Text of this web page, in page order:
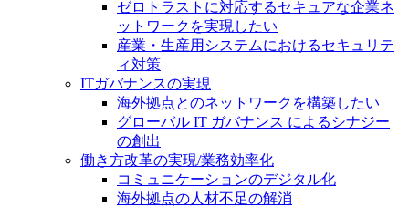
ゼロトラストに対応するセキュアな企業ネ
ットワークを実現したい
産業・生産用システムにおけるセキュリテ
ィ対策
ITガバナンスの実現
海外拠点とのネットワークを構築したい
グローバル IT ガバナンス によるシナジー
の創出
働き方改革の実現/業務効率化
コミュニケーションのデジタル化
海外拠点の人材不足の解消